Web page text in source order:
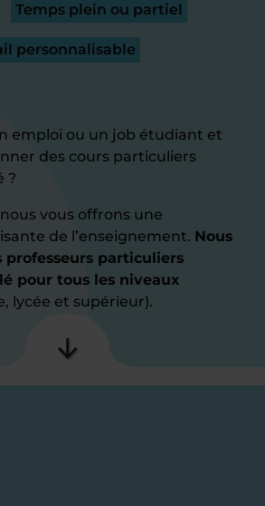
Temps plein ou partiel
personnalisable
emploi ou un job étudiant et
des cours particuliers
?
vous offrons une
de l’enseignement. Nous
professeurs particuliers
pour tous les niveaux
lycée et supérieur).